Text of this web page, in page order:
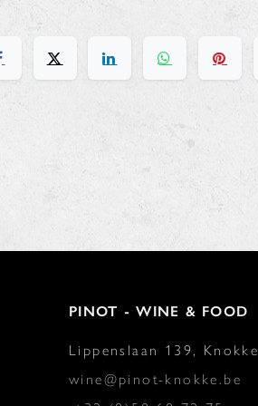
PINOT - WINE & FOOD
Lippenslaan 139, Knokke
wine@pinot-knokke.be